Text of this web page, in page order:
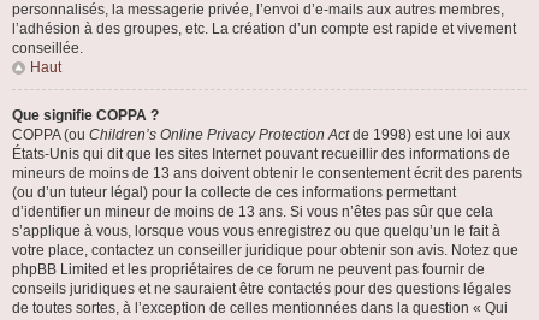
personnalisés, la messagerie privée, l’envoi d’e-mails aux autres membres,
l’adhésion à des groupes, etc. La création d’un compte est rapide et vivement
conseillée.
Haut
Que signifie COPPA ?
COPPA (ou Children’s Online Privacy Protection Actde 1998) est une loi aux
États-Unis qui dit que les sites Internet pouvant recueillir des informations de
mineurs de moins de 13 ans doivent obtenir le consentement écrit des parents
(ou d’un tuteur légal) pour la collecte de ces informations permettant
d’identifier un mineur de moins de 13 ans. Si vous n’êtes pas sûr que cela
s’applique à vous, lorsque vous vous enregistrez ou que quelqu’un le fait à
votre place, contactez un conseiller juridique pour obtenir son avis. Notez que
phpBB Limited et les propriétaires de ce forum ne peuvent pas fournir de
conseils juridiques et ne sauraient être contactés pour des questions légales
de toutes sortes, à l’exception de celles mentionnées dans la question « Qui